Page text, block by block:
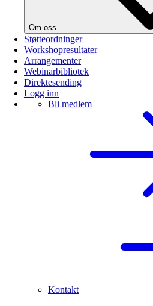
Om oss
Støtteordninger
Workshopresultater
Arrangementer
Webinarbibliotek
Direktesending
Logg inn
Bli medlem
Kontakt